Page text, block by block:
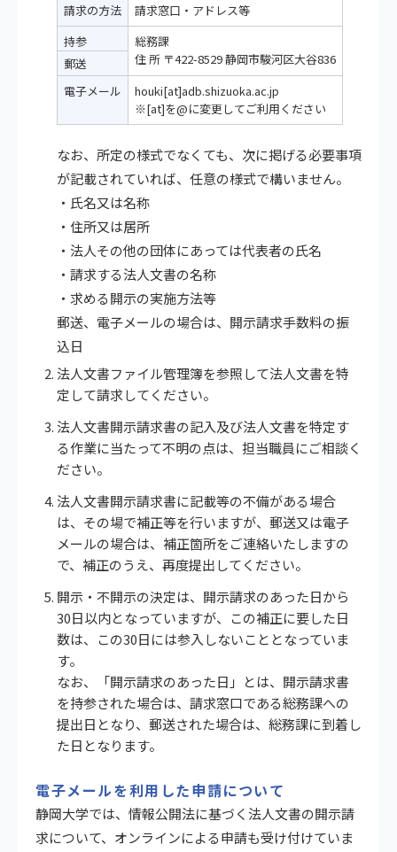
請求の方法
請求窓口・アドレス等
持参
総務課
住 所 〒422-8529 静岡市駿河区大谷836
郵送
電子メール
houki[at]adb.shizuoka.ac.jp
※[at]を@に変更してご利用ください
なお、所定の様式でなくても、次に掲げる必要事項
が記載されていれば、任意の様式で構いません。
・氏名又は名称
・住所又は居所
・法人その他の団体にあっては代表者の氏名
・請求する法人文書の名称
・求める開示の実施方法等
郵送、電子メールの場合は、開示請求手数料の振
込日
法人文書ファイル管理簿を参照して法人文書を特
定して請求してください。
法人文書開示請求書の記入及び法人文書を特定す
る作業に当たって不明の点は、担当職員にご相談く
ださい。
法人文書開示請求書に記載等の不備がある場合
は、その場で補正等を行いますが、郵送又は電子
メールの場合は、補正箇所をご連絡いたしますの
で、補正のうえ、再度提出してください。
開示・不開示の決定は、開示請求のあった日から
30日以内となっていますが、この補正に要した日
数は、この30日には参入しないこととなっていま
す。
なお、「開示請求のあった日」とは、開示請求書
を持参された場合は、請求窓口である総務課への
提出日となり、郵送された場合は、総務課に到着し
た日となります。
電子メールを利用した申請について
静岡大学では、情報公開法に基づく法人文書の開示請
求について、オンラインによる申請も受け付けていま